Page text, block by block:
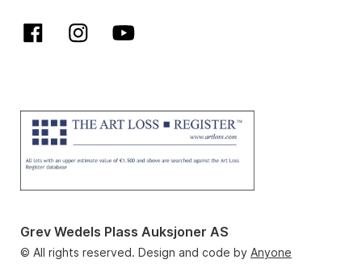
Grev Wedels Plass Auksjoner AS
© All rights reserved. Design and code by Anyone